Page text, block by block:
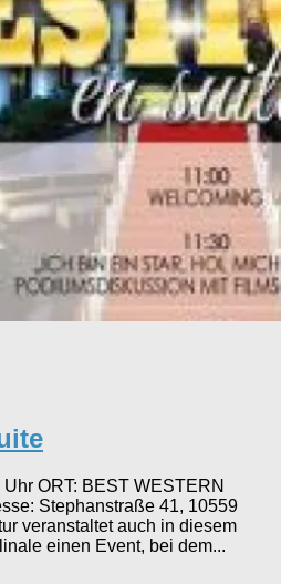
ORT: BEST WESTERN
Stephanstraße 41, 10559
veranstaltet auch in diesem
einen Event, bei dem...